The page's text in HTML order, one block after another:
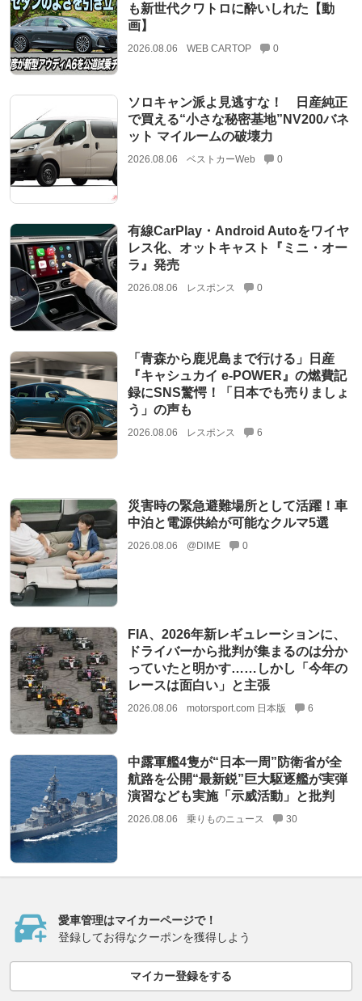
も新世代クワトロに酔いしれた【動
画】
2026.08.06 WEB CARTOP 0
ソロキャン派よ見逃すな！ 日産純正
で買える“小さな秘密基地”NV200バネ
ット マイルームの破壊力
2026.08.06 ベストカーWeb 0
有線CarPlay・Android Autoをワイヤ
レス化、オットキャスト『ミニ・オー
ラ』発売
2026.08.06 レスポンス 0
「青森から鹿児島まで行ける」日産
『キャシュカイ e-POWER』の燃費記
録にSNS驚愕！「日本でも売りましょ
う」の声も
2026.08.06 レスポンス 6
災害時の緊急避難場所として活躍！車
中泊と電源供給が可能なクルマ5選
2026.08.06 @DIME 0
FIA、2026年新レギュレーションに、
ドライバーから批判が集まるのは分か
っていたと明かす……しかし「今年の
レースは面白い」と主張
2026.08.06 motorsport.com 日本版 6
中露軍艦4隻が“日本一周”防衛省が全
航路を公開“最新鋭”巨大駆逐艦が実弾
演習なども実施「示威活動」と批判
2026.08.06 乗りものニュース 30
愛車管理はマイカーページで！
登録してお得なクーポンを獲得しよう
マイカー登録をする